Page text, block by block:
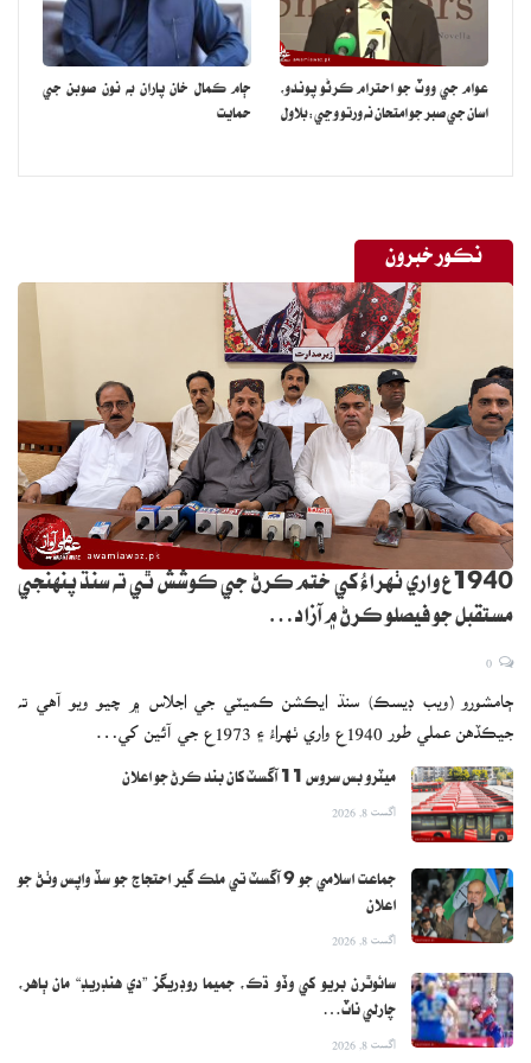
عوام جي ووٽ جو احترام ڪرڻو پوندو،
اسان جي صبر جو امتحان نه ورتو وڃي:بلاول
ڄام ڪمال خان پاران به نون صوبن جي
حمايت
نڪور خبرون
1940ع واري ٺهراءُ کي ختم ڪرڻ جي ڪوشش ٿي ته سنڌ پنهنجي
مستقبل جو فيصلو ڪرڻ ۾ آزاد…
ڄامشورو (ويب ڊيسڪ) سنڌ ايڪشن ڪميٽي جي اجلاس ۾ چيو ويو آهي ته
جيڪڏهن عملي طور 1940ع واري ٺهراءُ ۽ 1973ع جي آئين کي…
ميٽرو بس سروس 11 آگسٽ کان بند ڪرڻ جو اعلان
اگست 8, 2026
جماعت اسلامي جو 9 آگسٽ تي ملڪ گير احتجاج جو سڏ واپس وٺڻ جو
اعلان
اگست 8, 2026
سائوٿرن بريو کي وڏو ڌڪ، جميما روڊريگز ”دي هنڊريڊ“ مان ٻاهر،
چارلي ناٽ…
اگست 8, 2026